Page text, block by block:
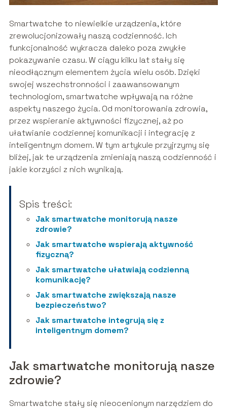
Smartwatche to niewielkie urządzenia, które
zrewolucjonizowały naszą codzienność. Ich
funkcjonalność wykracza daleko poza zwykłe
pokazywanie czasu. W ciągu kilku lat stały się
nieodłącznym elementem życia wielu osób. Dzięki
swojej wszechstronności i zaawansowanym
technologiom, smartwatche wpływają na różne
aspekty naszego życia. Od monitorowania zdrowia,
przez wspieranie aktywności fizycznej, aż po
ułatwianie codziennej komunikacji i integrację z
inteligentnym domem. W tym artykule przyjrzymy się
bliżej, jak te urządzenia zmieniają naszą codzienność i
jakie korzyści z nich wynikają.
Spis treści:
Jak smartwatche monitorują nasze
zdrowie?
Jak smartwatche wspierają aktywność
fizyczną?
Jak smartwatche ułatwiają codzienną
komunikację?
Jak smartwatche zwiększają nasze
bezpieczeństwo?
Jak smartwatche integrują się z
inteligentnym domem?
Jak smartwatche monitorują nasze
zdrowie?
Smartwatche stały się nieocenionym narzędziem do